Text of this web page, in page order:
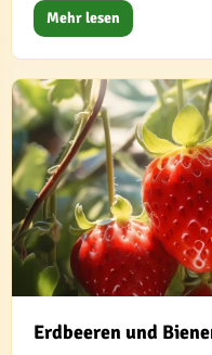
Mehr lesen
Erdbeeren und